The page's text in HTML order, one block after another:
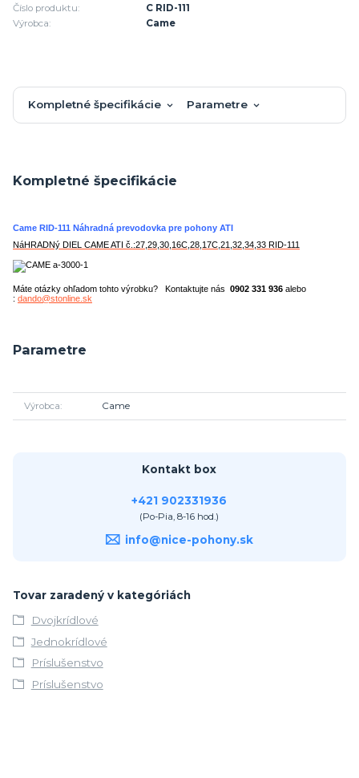
Číslo produktu:
C RID-111
Výrobca:
Came
Kompletné špecifikácie Parametre
Kompletné špecifikácie
Came RID-111 Náhradná prevodovka pre pohony ATI
NáHRADNý DIEL CAME ATI č.:27,29,30,16C,28,17C,21,32,34,33 RID-111
Máte otázky ohľadom tohto výrobku? Kontaktujte nás 0902 331 936 alebo
: dando@stonline.sk
Parametre
Výrobca Came
Kontakt box
+421 902331936
(Po-Pia, 8-16 hod.)
info@nice-pohony.sk
Tovar zaradený v kategóriách
Dvojkrídlové
Jednokrídlové
Príslušenstvo
Príslušenstvo